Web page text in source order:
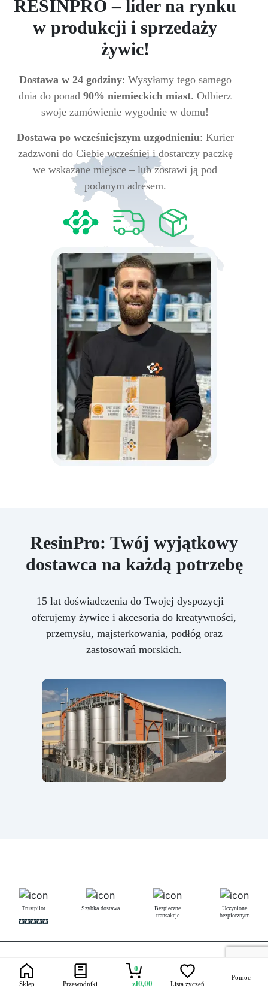
RESINPRO – lider na rynku
w produkcji i sprzedaży
żywic!
Dostawa w 24 godziny: Wysyłamy tego samego
dnia do ponad 90% niemieckich miast. Odbierz
swoje zamówienie wygodnie w domu!
Dostawa po wcześniejszym uzgodnieniu: Kurier
zadzwoni do Ciebie wcześniej i dostarczy paczkę
we wskazane miejsce – lub zostawi ją pod
podanym adresem.
ResinPro: Twój wyjątkowy
dostawca na każdą potrzebę
15 lat doświadczenia do Twojej dyspozycji –
oferujemy żywice i akcesoria do kreatywności,
przemysłu, majsterkowania, podłóg oraz
zastosowań morskich.
Trustpilot Szybka dostawa
Bezpieczne
transakcje
Uczynione
bezpiecznym
Łączność
Sklep Przewodniki
0
zł0,00 Lista życzeń
Pomoc